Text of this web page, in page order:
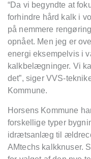
“Da vi begyndte at
forhindre hård kalk i
på nemmere
opnået. Men jeg er
energi eksempelvis i
kalkbelægninger. Vi
det”, siger VVS-
Kommune.
Horsens Kommune
forskellige typer
idrætsanlæg til
AMtechs kalkknuser.